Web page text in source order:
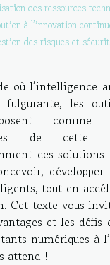
des ressources
à l’innovation
des risques et
où l’intelligence
fulgurante, les
comme
de cette
ces
développer
tout en
Cet texte vous
et les défis
numériques à
attend !